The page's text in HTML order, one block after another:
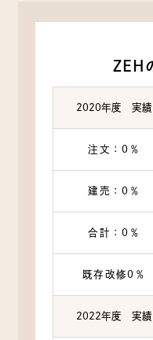
ZEH
2020年度 実績
注文：0％
建売：0％
合計：0％
既存改修0％
2022年度 実績